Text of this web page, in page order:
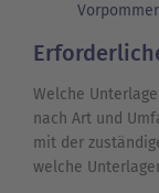
Welche
nach Art und
mit der
welche